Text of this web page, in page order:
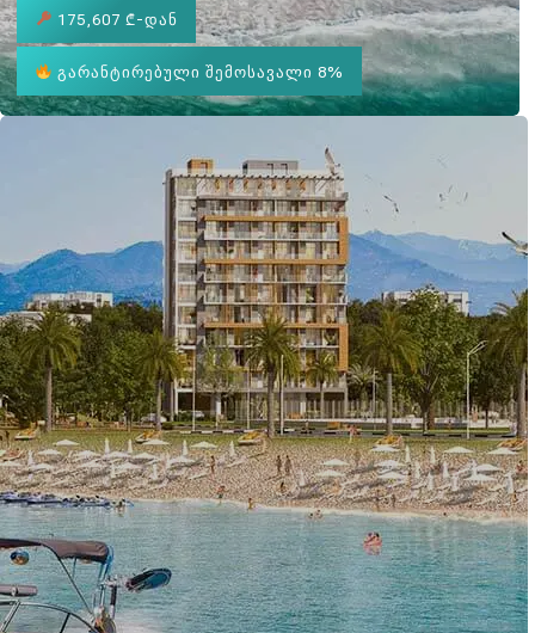
175,607 ₾-დან
გარანტირებული შემოსავალი 8%